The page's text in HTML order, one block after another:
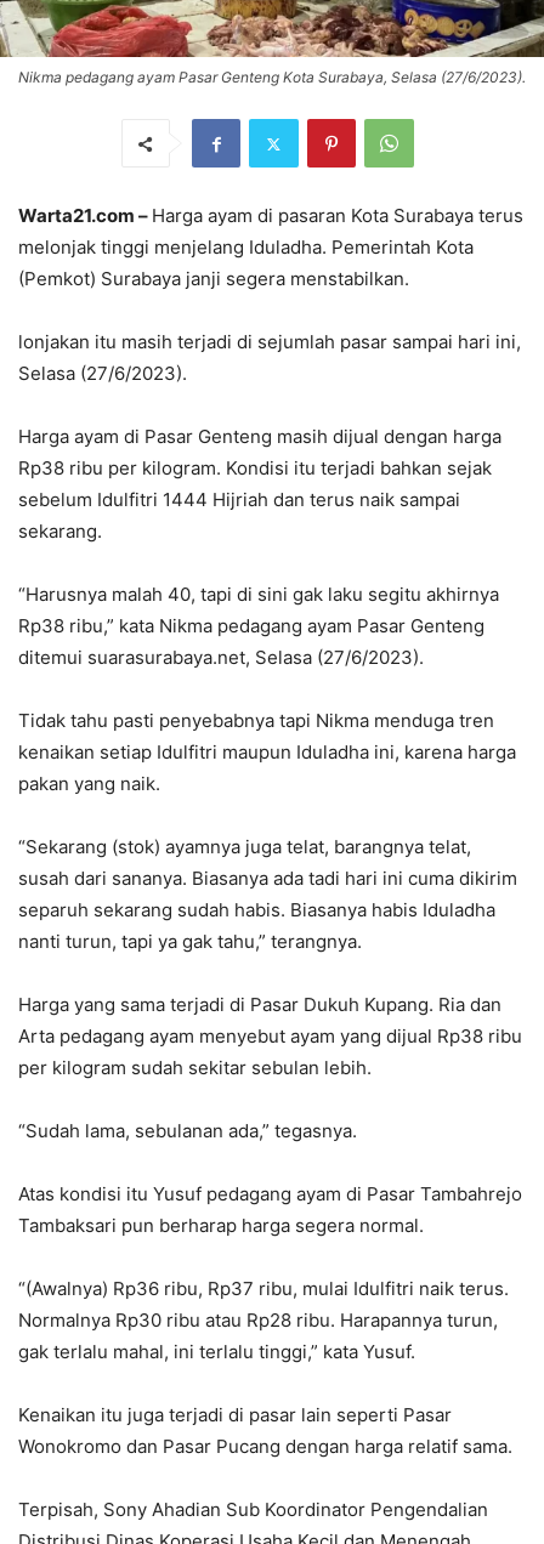
Nikma pedagang ayam Pasar Genteng Kota Surabaya, Selasa (27/6/2023).
Warta21.com – Harga ayam di pasaran Kota Surabaya terus
melonjak tinggi menjelang Iduladha. Pemerintah Kota
(Pemkot) Surabaya janji segera menstabilkan.
lonjakan itu masih terjadi di sejumlah pasar sampai hari ini,
Selasa (27/6/2023).
Harga ayam di Pasar Genteng masih dijual dengan harga
Rp38 ribu per kilogram. Kondisi itu terjadi bahkan sejak
sebelum Idulfitri 1444 Hijriah dan terus naik sampai
sekarang.
“Harusnya malah 40, tapi di sini gak laku segitu akhirnya
Rp38 ribu,” kata Nikma pedagang ayam Pasar Genteng
ditemui suarasurabaya.net, Selasa (27/6/2023).
Tidak tahu pasti penyebabnya tapi Nikma menduga tren
kenaikan setiap Idulfitri maupun Iduladha ini, karena harga
pakan yang naik.
“Sekarang (stok) ayamnya juga telat, barangnya telat,
susah dari sananya. Biasanya ada tadi hari ini cuma dikirim
separuh sekarang sudah habis. Biasanya habis Iduladha
nanti turun, tapi ya gak tahu,” terangnya.
Harga yang sama terjadi di Pasar Dukuh Kupang. Ria dan
Arta pedagang ayam menyebut ayam yang dijual Rp38 ribu
per kilogram sudah sekitar sebulan lebih.
“Sudah lama, sebulanan ada,” tegasnya.
Atas kondisi itu Yusuf pedagang ayam di Pasar Tambahrejo
Tambaksari pun berharap harga segera normal.
“(Awalnya) Rp36 ribu, Rp37 ribu, mulai Idulfitri naik terus.
Normalnya Rp30 ribu atau Rp28 ribu. Harapannya turun,
gak terlalu mahal, ini terlalu tinggi,” kata Yusuf.
Kenaikan itu juga terjadi di pasar lain seperti Pasar
Wonokromo dan Pasar Pucang dengan harga relatif sama.
Terpisah, Sony Ahadian Sub Koordinator Pengendalian